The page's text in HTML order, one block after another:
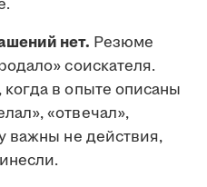
нет. Резюме
соискателя.
в опыте описаны
«отвечал»,
важны не действия,